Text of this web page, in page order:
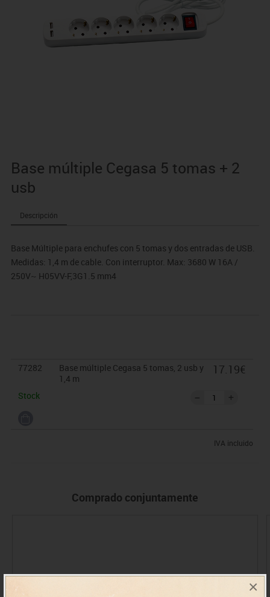
×
Base múltiple Cegasa 5 tomas + 2
usb
Descripción
Base Múltiple para enchufes con 5 tomas y dos entradas de USB.
Medidas: 1,4 m de cable. Con interruptor. Max: 3680 W 16A /
250V~ H05VV-F,3G1.5 mm4
77282
Base múltiple Cegasa 5 tomas, 2 usb y
1,4 m
Stock
17.19€
IVA incluido
Comprado conjuntamente